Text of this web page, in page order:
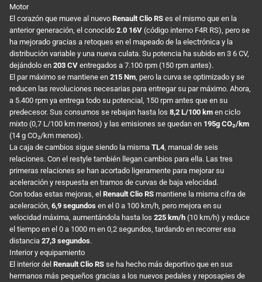
Motor
El corazón que mueve al nuevo Renault Clio RS es el mismo que en la
anterior generación, el conocido 2.0 16V (código interno F4R RS), pero se
ha mejorado gracias a retoques en el mapeado de la electrónica y la
distribución variable y una nueva culata. Su potencia ha subido en 3 6 CV,
dejándolo en 203 CV entregados a 7.100 rpm (150 rpm antes).
El par máximo se mantiene en 215 Nm , pero la curva se optimizado y se
reducen las revoluciones necesarias para entregar su par máximo. Ahora,
a 5.400 rpm ya entrega todo su potencial, 150 rpm antes que en su
predecesor. Sus consumos se rebajan hasta los 8,2 L/100 km en ciclo
mixto (0,7 L/100 km menos) y las emisiones se quedan en 195g CO₂/km
(14 g CO₂/km menos).
La caja de cambios sigue siendo la misma TL4 , manual de seis
relaciones. Con el restyle también llegan cambios para ella. Las tres
primeras relaciones se han acortado ligeramente para mejorar su
aceleración y respuesta en tramos de curvas de baja velocidad.
Con todas estas mejoras, el Renault Clio RS mantiene la misma cifra de
aceleración, 6,9 segundos en el 0 a 100 km/h, pero mejora en su
velocidad máxima, aumentándola hasta los 225 km/h (10 km/h) y reduce
el tiempo en el 0 a 1000 m en 0,2 segundos, tardando en recorrer esa
distancia 27,3 segundos.
Interior y equipamiento
El interior del Renault Clio RS se ha hecho más deportivo que en sus
hermanos más pequeños gracias a los nuevos pedales y reposapies de